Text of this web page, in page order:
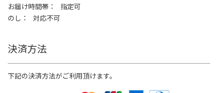
お届け時間帯
指定可
のし
対応不可
決済方法
下記の決済方法がご利用頂けます。